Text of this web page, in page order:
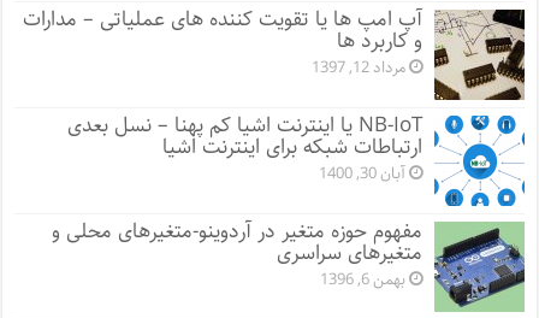
آپ امپ ها یا تقویت کننده های عملیاتی – مدارات
و کاربرد ها
مرداد 12, 1397
NB-IoT یا اینترنت اشیا کم پهنا – نسل بعدی
ارتباطات شبکه برای اینترنت اشیا
آبان 30, 1400
مفهوم حوزه متغیر در آردوینو-متغیرهای محلی و
متغیرهای سراسری
بهمن 6, 1396